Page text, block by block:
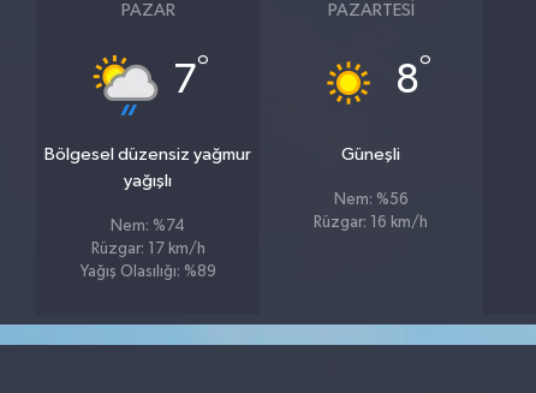
PAZAR
7°
Bölgesel düzensiz yağmur
yağışlı
Nem: %74
Rüzgar: 17 km/h
Yağış Olasılığı: %89
PAZARTESI
8°
Güneşli
Nem: %56
Rüzgar: 16 km/h